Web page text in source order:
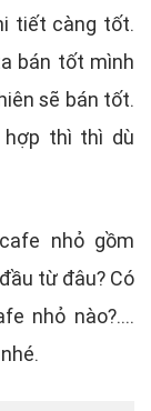
tiết càng tốt.
bán tốt mình
sẽ bán tốt.
hợp thì thì dù
nhỏ gồm
từ đâu? Có
nhỏ nào?....